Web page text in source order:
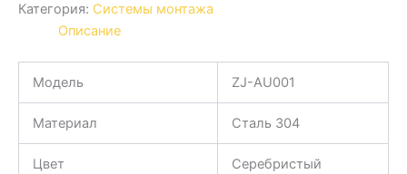
Категория: Системы монтажа
Описание
Модель ZJ-AU001
Материал Сталь 304
Цвет
Серебристый